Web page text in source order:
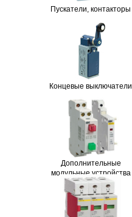
Пускатели, контакторы
Концевые выключатели
Дополнительные
модульные устройства